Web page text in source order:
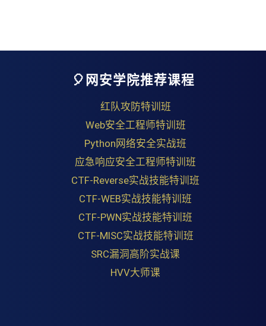
🎈网安学院推荐课程
红队攻防特训班
Web安全工程师特训班
Python网络安全实战班
应急响应安全工程师特训班
CTF-Reverse实战技能特训班
CTF-WEB实战技能特训班
CTF-PWN实战技能特训班
CTF-MISC实战技能特训班
SRC漏洞高阶实战课
HVV大师课